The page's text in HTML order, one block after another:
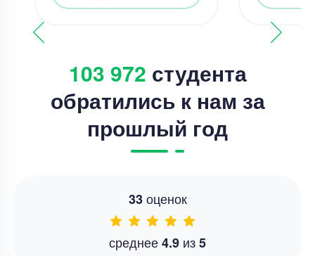
103 972 студента
обратились к нам за
прошлый год
33оценок
среднее4.9 из5